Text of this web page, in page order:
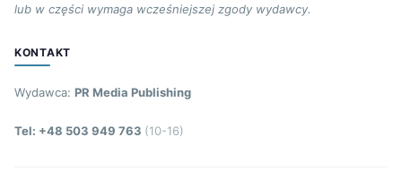
lub w części wymaga wcześniejszej zgody wydawcy.
KONTAKT
Wydawca: PR Media Publishing
Tel: +48 503 949 763 (10-16)